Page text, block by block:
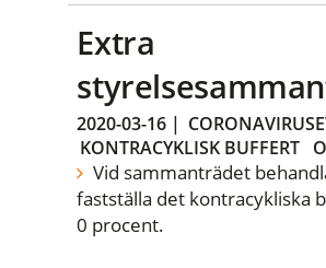
Extra
2020-03-16 |
KONTRACYKLISK BUFFERT
Vid sammanträdet
fastställa det kontracykliska
0 procent.